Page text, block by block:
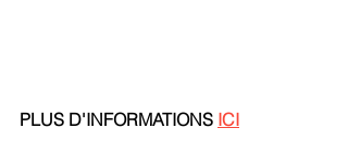
PLUS D'INFORMATIONS ICI